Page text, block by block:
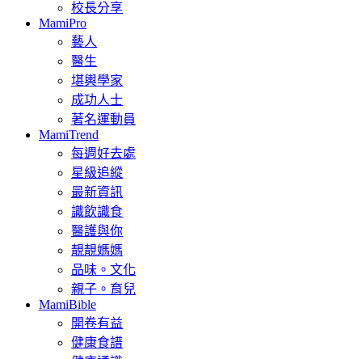
校長分享
MamiPro
藝人
醫生
堪輿學家
成功人士
著名運動員
MamiTrend
每週好去處
星級追縱
最新資訊
識飲識食
醫護與你
靚靚媽媽
品味。文化
親子。育兒
MamiBible
開卷有益
健康食譜